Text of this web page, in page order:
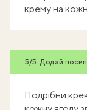
крему на
5/5. Додай
Подрібни